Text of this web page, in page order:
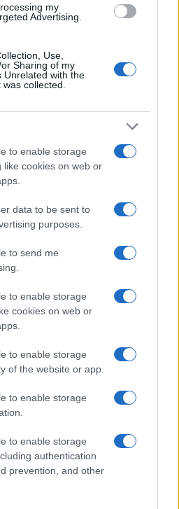
my
Advertising.
Use,
Sharing of my
Unrelated with the
collected.
to enable storage
like cookies on web or
data to be sent to
purposes.
to send me
to enable storage
cookies on web or
to enable storage
of the website or app.
to enable storage
to enable storage
authentication
prevention, and other
p
S
h
a
re
precedente
articolo
Palau: grande
per il suo racconto
sul centro accoglienza
“Episodi gravissimi”
svuotano le suite: furto da
7 agosto, sole e caldo tornano
rampe chiuse ancora fino a